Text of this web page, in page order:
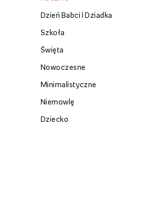
Dzień Babci I Dziadka
Szkoła
Święta
Nowoczesne
Minimalistyczne
Niemowlę
Dziecko